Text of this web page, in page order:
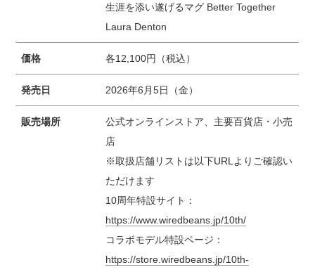
生涯を添い遂げるマグ Better Together
Laura Denton
価格 各12,100円（税込）
発売日 2026年6月5日（金）
販売場所
公式オンラインストア、主要百貨店・小売
店
※取扱店舗リストは以下URLよりご確認い
ただけます
10周年特設サイト：
https://www.wiredbeans.jp/10th/
コラボモデル特設ページ：
https://store.wiredbeans.jp/10th-